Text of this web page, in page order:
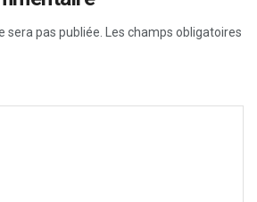
sera pas publiée.
Les champs obligatoires